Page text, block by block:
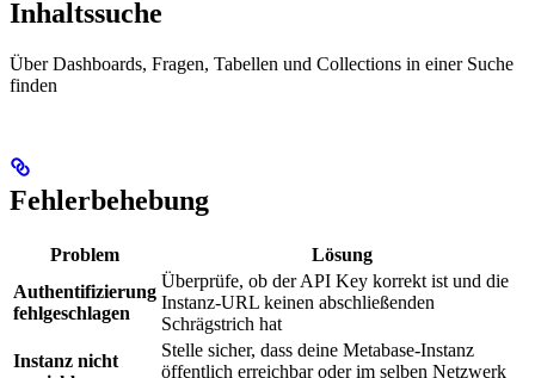
Inhaltssuche
Über Dashboards, Fragen, Tabellen und Collections in einer Suche
finden
Fehlerbehebung
Problem
Lösung
Authentifizierung
fehlgeschlagen
Überprüfe, ob der API Key korrekt ist und die
Instanz-URL keinen abschließenden
Schrägstrich hat
Instanz nicht
Stelle sicher, dass deine Metabase-Instanz
öffentlich erreichbar oder im selben Netzwerk